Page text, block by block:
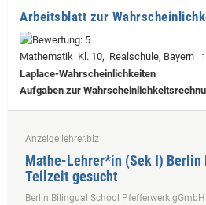
Arbeitsblatt zur
Mathematik Kl. 10, Realschule, Bayern
Laplace-Wahrscheinlichkeiten
Aufgaben zur
Anzeige lehrer.biz
Mathe-Lehrer*in (Sek I) Berlin
Teilzeit gesucht
Berlin Bilingual School Pfefferwerk gGmbH